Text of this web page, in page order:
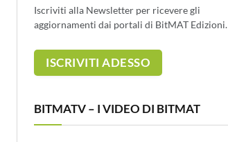
Iscriviti alla Newsletter per ricevere gli
aggiornamenti dai portali di BitMAT Edizioni.
BITMATV – I VIDEO DI BITMAT